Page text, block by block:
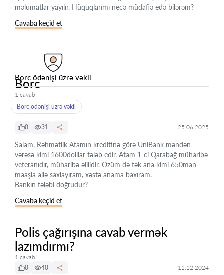
məlumatlar yayılır. Hüquqlarımı necə müdafiə edə bilərəm?
Cavaba keçid et
Borc ödənişi üzrə vəkil
Borc
1 cavab
Borc ödənişi üzrə vəkil
0 31 25.06.2025
Salam. Rəhmətlik Atamın kreditinə görə UniBank məndən
vərəsə kimi 1600dolllar tələb edir. Atam 1-ci Qarabağ müharibə
veteranıdır, müharibə əlilidir. Özüm də tək ana kimi 650man
maaşla ailə saxlayıram, xəstə anama baxıram.
Bankın tələbi doğrudur?
Cavaba keçid et
Polis çağırışına cavab vermək
lazımdırmı?
1 cavab
0
40 11.12.2024